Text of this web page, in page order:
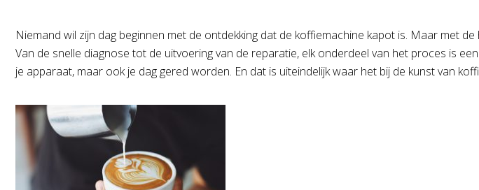
Niemand wil zijn dag beginnen met de ontdekking dat de koffiemachine kapot is. Maar met
Van de snelle diagnose tot de uitvoering van de reparatie, elk onderdeel van het proces is
je apparaat, maar ook je dag gered worden. En dat is uiteindelijk waar het bij de kunst van